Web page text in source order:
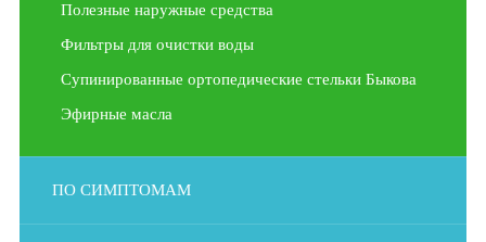
Полезные наружные средства
Фильтры для очистки воды
Супинированные ортопедические стельки Быкова
Эфирные масла
ПО СИМПТОМАМ